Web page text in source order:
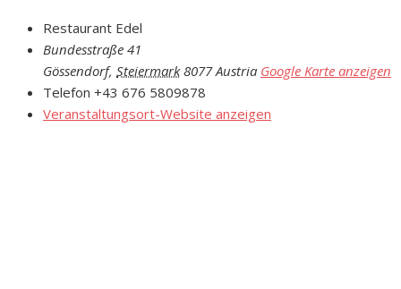
Restaurant Edel
Bundesstraße 41
Gössendorf, Steiermark 8077 Austria Google Karte anzeigen
Telefon +43 676 5809878
Veranstaltungsort-Website anzeigen